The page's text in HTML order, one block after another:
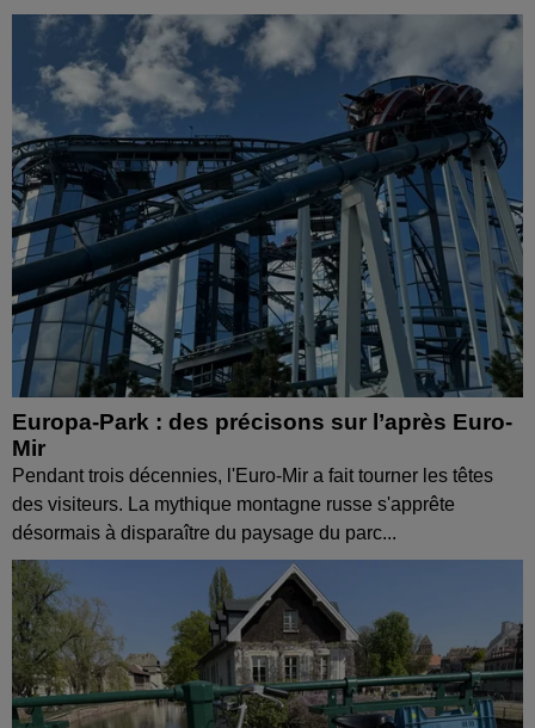
Europa-Park : des précisons sur l’après Euro-
Mir
Pendant trois décennies, l'Euro-Mir a fait tourner les têtes
des visiteurs. La mythique montagne russe s'apprête
désormais à disparaître du paysage du parc...